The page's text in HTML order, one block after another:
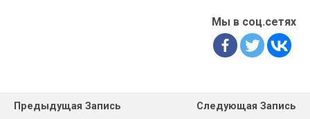
Мы в соц.сетях
Предыдущая Запись
Следующая Запись